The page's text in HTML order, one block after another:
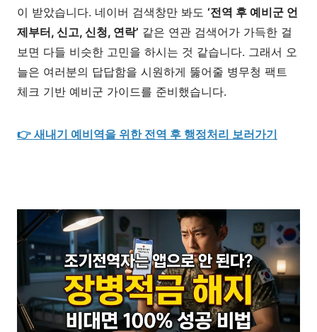
이 받았습니다. 네이버 검색창만 봐도 ‘전역 후 예비군 언
제부터, 신고, 신청, 연락’ 같은 연관 검색어가 가득한 걸
보면 다들 비슷한 고민을 하시는 것 같습니다. 그래서 오
늘은 여러분의 답답함을 시원하게 뚫어줄 병무청 팩트
체크 기반 예비군 가이드를 준비했습니다.
👉 새내기 예비역을 위한 전역 후 행정처리 보러가기